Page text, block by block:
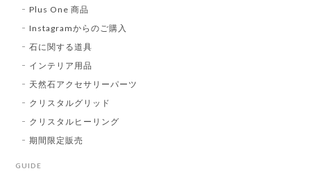
Plus One 商品
Instagramからのご購入
石に関する道具
インテリア用品
天然石アクセサリーパーツ
クリスタルグリッド
クリスタルヒーリング
期間限定販売
GUIDE